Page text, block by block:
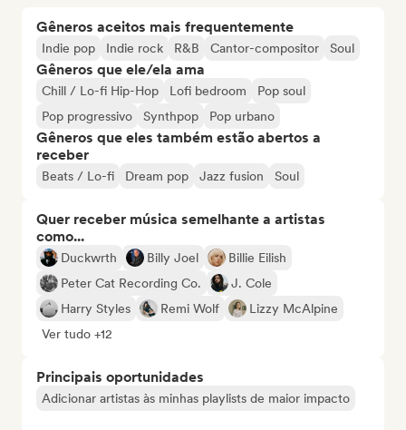
Gêneros aceitos mais frequentemente
Indie pop Indie rock R&B Cantor-compositor Soul
Gêneros que ele/ela ama
Chill / Lo-fi Hip-Hop Lofi bedroom
Pop soul
Pop progressivo
Synthpop Pop urbano
Gêneros que eles também estão abertos a
receber
Beats / Lo-fi Dream pop Jazz fusion Soul
Quer receber música semelhante a artistas
como...
Duckwrth Billy Joel
Billie Eilish
Peter Cat Recording Co.
J. Cole
Harry Styles
Remi Wolf
Lizzy McAlpine
Ver tudo +12
Principais oportunidades
Adicionar artistas às minhas playlists de maior impacto